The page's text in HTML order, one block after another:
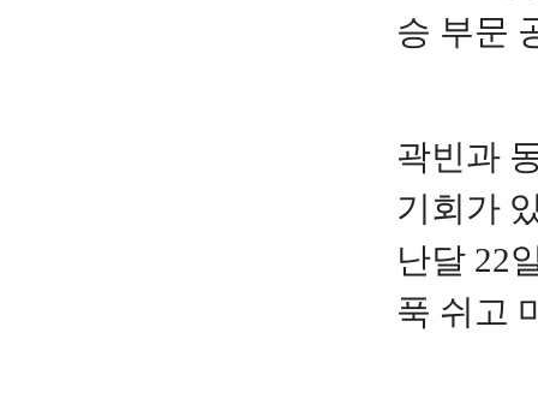
승 부문
곽빈과
기회가
난달 22
푹 쉬고